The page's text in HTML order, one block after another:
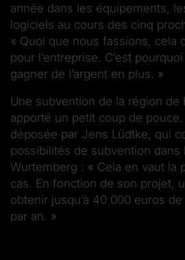
année dans les équipements,
logiciels au cours des cinq
« Quoi que nous fassions, cela
pour l’entreprise. C’est
gagner de l’argent en plus. »
Une subvention de la région de
apporté un petit coup de
déposée par Jens Lüdtke, qui
possibilités de subvention dans
Wurtemberg : « Cela en vaut la
cas. En fonction de son projet,
obtenir jusqu’à 40 000 euros
par an. »